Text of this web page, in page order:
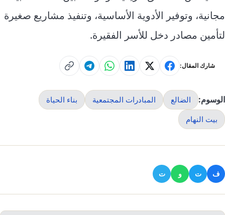
مجانية، وتوفير الأدوية الأساسية، وتنفيذ مشاريع صغيرة
لتأمين مصادر دخل للأسر الفقيرة.
شارك المقال:
الوسوم: الضالع المبادرات المجتمعية
بناء الحياة
بيت النهام
ف ت و ت